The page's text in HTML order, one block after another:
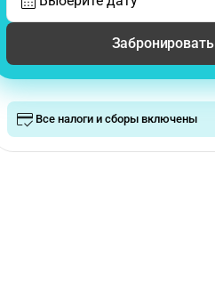
Забронировать
Все налоги и сборы включены